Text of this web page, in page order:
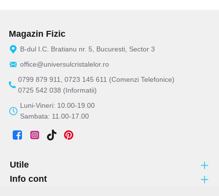
Magazin Fizic
B-dul I.C. Bratianu nr. 5, Bucuresti, Sector 3
office@universulcristalelor.ro
0799 879 911, 0723 145 611 (Comenzi Telefonice)
0725 542 038 (Informatii)
Luni-Vineri: 10.00-19.00
Sambata: 11.00-17.00
Utile
Info cont